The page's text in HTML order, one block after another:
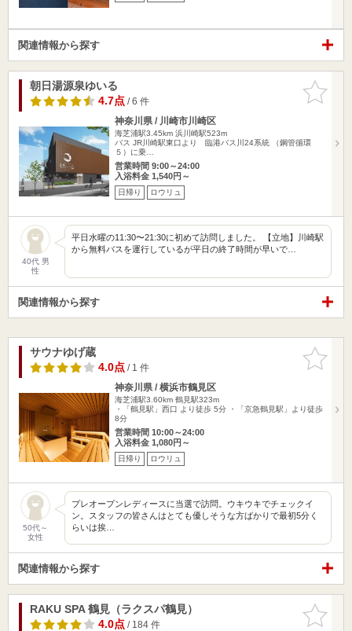
関連情報から探す
お気に入
りに追加
朝日湯源泉ゆいる
4.7点/ 6 件
神奈川県 / 川崎市川崎区
海芝浦駅3.45km 浜川崎駅523m
バス JR川崎駅東口より 臨港バス川24系統 （鋼管循環
５）に乗…
営業時間 9:00～24:00
入浴料金 1,540円～
日帰り ロウリュ
40代 男
性
平日水曜の11:30〜21:30に初めて訪問しました。 【立地】川崎駅
から無料バスを運行しているが平日の終了時間が早いで…
関連情報から探す
お気に入
りに追加
サウナゆげ蔵
4.0点/ 1 件
神奈川県 / 横浜市鶴見区
海芝浦駅3.60km 鶴見駅323m
・「鶴見駅」西口 より徒歩 5分 ・「京急鶴見駅」より徒歩
8分
営業時間 10:00～24:00
入浴料金 1,080円～
日帰り ロウリュ
50代～
女性
プレオープンレディースに当選で訪問。ウキウキでチェックイ
ン。スタッフの皆さんはとても優しそうな方ばかりで最初5分く
らいは挨…
関連情報から探す
お気に入
りに追加
RAKU SPA 鶴見（ラクスパ鶴見）
4.0点/ 184 件